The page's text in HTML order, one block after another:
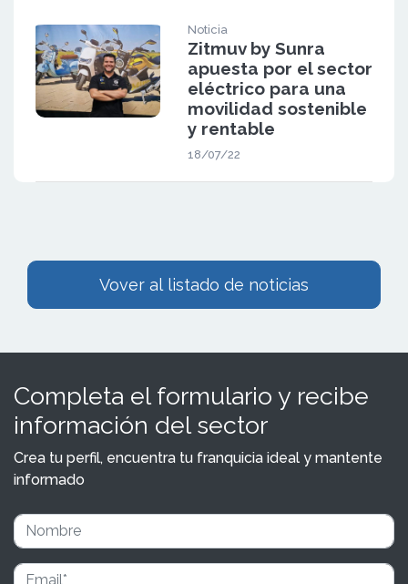
Noticia
Zitmuv by Sunra
apuesta por el sector
eléctrico para una
movilidad sostenible
y rentable
18/07/22
Vover al listado de noticias
Completa el formulario y recibe
información del sector
Crea tu perfil, encuentra tu franquicia ideal y mantente
informado